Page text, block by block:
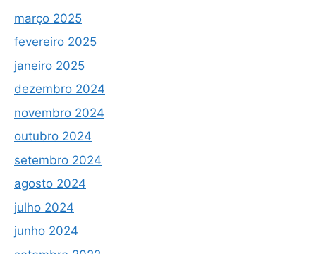
março 2025
fevereiro 2025
janeiro 2025
dezembro 2024
novembro 2024
outubro 2024
setembro 2024
agosto 2024
julho 2024
junho 2024